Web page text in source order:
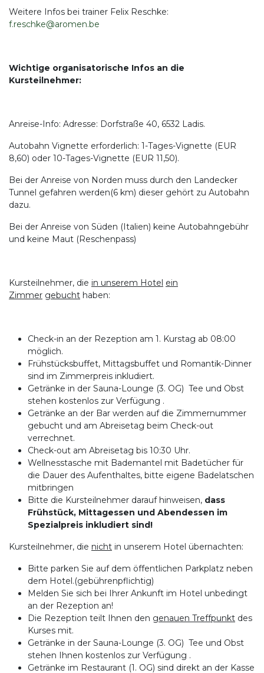
Weitere Infos bei trainer Felix Reschke:
f.reschke@aromen.be
Wichtige organisatorische Infos an die
Kursteilnehmer:
Anreise-Info: Adresse: Dorfstraße 40, 6532 Ladis.
Autobahn Vignette erforderlich: 1-Tages-Vignette (EUR
8,60) oder 10-Tages-Vignette (EUR 11,50).
Bei der Anreise von Norden muss durch den Landecker
Tunnel gefahren werden(6 km) dieser gehört zu Autobahn
dazu.
Bei der Anreise von Süden (Italien) keine Autobahngebühr
und keine Maut (Reschenpass)
Kursteilnehmer, die in unserem Hotel ein
Zimmer gebucht haben:
Check-in an der Rezeption am 1. Kurstag ab 08:00
möglich.
Frühstücksbuffet, Mittagsbuffet und Romantik-Dinner
sind im Zimmerpreis inkludiert.
Getränke in der Sauna-Lounge (3. OG) Tee und Obst
stehen kostenlos zur Verfügung .
Getränke an der Bar werden auf die Zimmernummer
gebucht und am Abreisetag beim Check-out
verrechnet.
Check-out am Abreisetag bis 10:30 Uhr.
Wellnesstasche mit Bademantel mit Badetücher für
die Dauer des Aufenthaltes, bitte eigene Badelatschen
mitbringen
Bitte die Kursteilnehmer darauf hinweisen, dass
Frühstück, Mittagessen und Abendessen im
Spezialpreis inkludiert sind!
Kursteilnehmer, die nicht in unserem Hotel übernachten:
Bitte parken Sie auf dem öffentlichen Parkplatz neben
dem Hotel.(gebührenpflichtig)
Melden Sie sich bei Ihrer Ankunft im Hotel unbedingt
an der Rezeption an!
Die Rezeption teilt Ihnen den genauen Treffpunkt des
Kurses mit.
Getränke in der Sauna-Lounge (3. OG) Tee und Obst
stehen Ihnen kostenlos zur Verfügung .
Getränke im Restaurant (1. OG) sind direkt an der Kasse